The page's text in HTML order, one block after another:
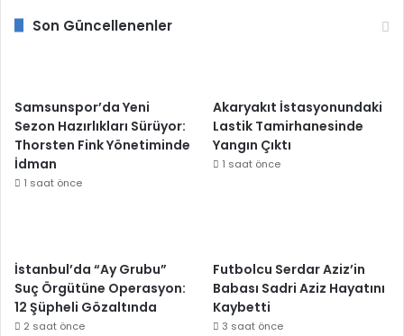
Son Güncellenenler
Samsunspor’da Yeni
Sezon Hazırlıkları Sürüyor:
Thorsten Fink Yönetiminde
İdman
1 saat önce
Akaryakıt İstasyonundaki
Lastik Tamirhanesinde
Yangın Çıktı
1 saat önce
İstanbul’da “Ay Grubu”
Suç Örgütüne Operasyon:
12 Şüpheli Gözaltında
2 saat önce
Futbolcu Serdar Aziz’in
Babası Sadri Aziz Hayatını
Kaybetti
3 saat önce